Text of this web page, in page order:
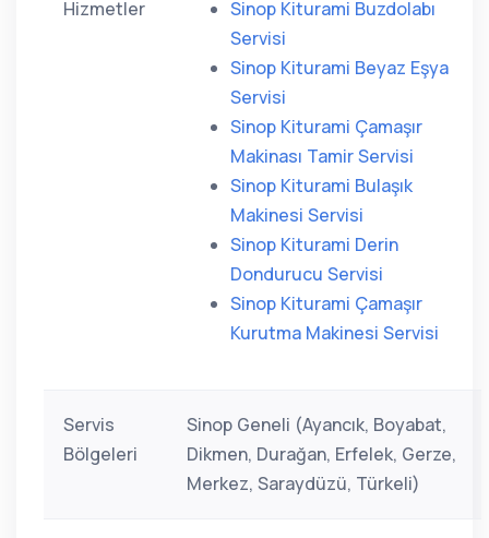
Hizmetler
Sinop Kiturami Buzdolabı
Servisi
Sinop Kiturami Beyaz Eşya
Servisi
Sinop Kiturami Çamaşır
Makinası Tamir Servisi
Sinop Kiturami Bulaşık
Makinesi Servisi
Sinop Kiturami Derin
Dondurucu Servisi
Sinop Kiturami Çamaşır
Kurutma Makinesi Servisi
Servis
Bölgeleri
Sinop Geneli (Ayancık, Boyabat,
Dikmen, Durağan, Erfelek, Gerze,
Merkez, Saraydüzü, Türkeli)